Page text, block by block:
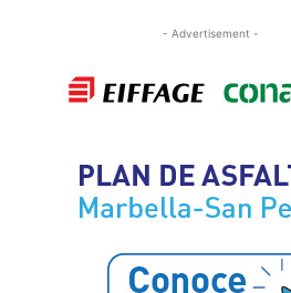
- Advertisement -